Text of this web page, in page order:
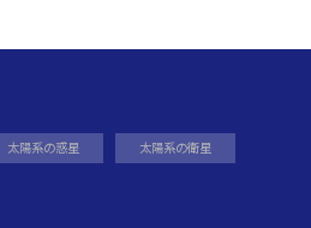
太陽系の惑星 太陽系の衛星